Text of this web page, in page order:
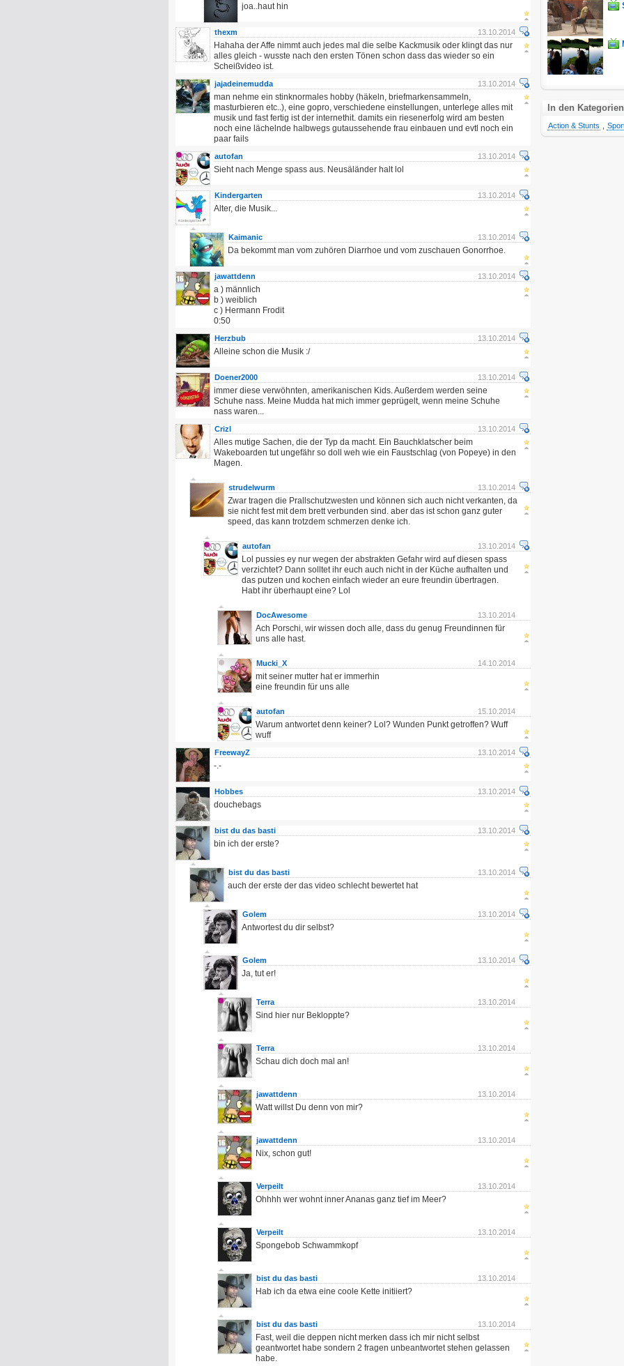
joa..haut hin
13.10.2014
thexm
Hahaha der Affe nimmt auch jedes mal die selbe Kackmusik oder klingt das nur
alles gleich - wusste nach den ersten Tönen schon dass das wieder so ein
Scheißvideo ist.
13.10.2014
jajadeinemudda
man nehme ein stinknormales hobby (häkeln, briefmarkensammeln,
masturbieren etc..), eine gopro, verschiedene einstellungen, unterlege alles mit
musik und fast fertig ist der internethit. damits ein riesenerfolg wird am besten
noch eine lächelnde halbwegs gutaussehende frau einbauen und evtl noch ein
paar fails
13.10.2014
autofan
Sieht nach Menge spass aus. Neusäländer halt lol
13.10.2014
Kindergarten
Alter, die Musik...
13.10.2014
Kaimanic
Da bekommt man vom zuhören Diarrhoe und vom zuschauen Gonorrhoe.
13.10.2014
jawattdenn
a ) männlich
b ) weiblich
c ) Hermann Frodit
0:50
13.10.2014
Herzbub
Alleine schon die Musik :/
13.10.2014
Doener2000
immer diese verwöhnten, amerikanischen Kids. Außerdem werden seine
Schuhe nass. Meine Mudda hat mich immer geprügelt, wenn meine Schuhe
nass waren...
13.10.2014
Crizl
Alles mutige Sachen, die der Typ da macht. Ein Bauchklatscher beim
Wakeboarden tut ungefähr so doll weh wie ein Faustschlag (von Popeye) in den
Magen.
13.10.2014
strudelwurm
Zwar tragen die Prallschutzwesten und können sich auch nicht verkanten, da
sie nicht fest mit dem brett verbunden sind. aber das ist schon ganz guter
speed, das kann trotzdem schmerzen denke ich.
13.10.2014
autofan
Lol pussies ey nur wegen der abstrakten Gefahr wird auf diesen spass
verzichtet? Dann solltet ihr euch auch nicht in der Küche aufhalten und
das putzen und kochen einfach wieder an eure freundin übertragen.
Habt ihr überhaupt eine? Lol
13.10.2014
DocAwesome
Ach Porschi, wir wissen doch alle, dass du genug Freundinnen für
uns alle hast.
14.10.2014
Mucki_X
mit seiner mutter hat er immerhin
eine freundin für uns alle
15.10.2014
autofan
Warum antwortet denn keiner? Lol? Wunden Punkt getroffen? Wuff
wuff
13.10.2014
FreewayZ
-.-
13.10.2014
Hobbes
douchebags
13.10.2014
bist du das basti
bin ich der erste?
13.10.2014
bist du das basti
auch der erste der das video schlecht bewertet hat
13.10.2014
Golem
Antwortest du dir selbst?
13.10.2014
Golem
Ja, tut er!
13.10.2014
Terra
Sind hier nur Bekloppte?
13.10.2014
Terra
Schau dich doch mal an!
13.10.2014
jawattdenn
Watt willst Du denn von mir?
13.10.2014
jawattdenn
Nix, schon gut!
13.10.2014
Verpeilt
Ohhhh wer wohnt inner Ananas ganz tief im Meer?
13.10.2014
Verpeilt
Spongebob Schwammkopf
13.10.2014
bist du das basti
Hab ich da etwa eine coole Kette initiiert?
13.10.2014
bist du das basti
Fast, weil die deppen nicht merken dass ich mir nicht selbst
geantwortet habe sondern 2 fragen unbeantwortet stehen gelassen
habe.
In den Kategorien
Action & Stunts